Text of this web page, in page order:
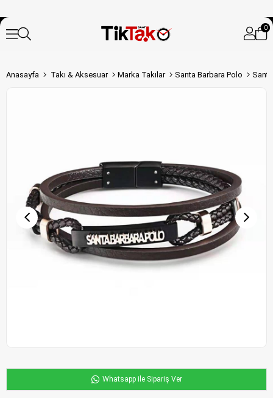
0
Anasayfa Takı & Aksesuar Marka Takılar Santa Barbara Polo
Whatsapp ile Sipariş Ver